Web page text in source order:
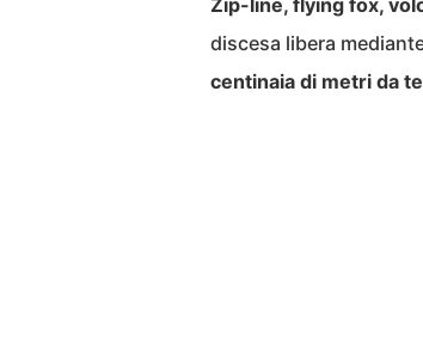
Zip-line, flying fox,
discesa libera
centinaia di metri da